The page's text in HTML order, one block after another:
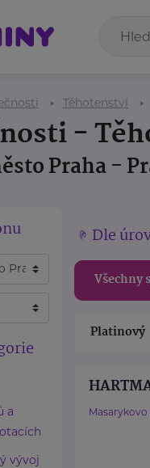
Těhotenství
-
Praha -
a
vývoj
Dle
Všechny
Platinový
Masarykovo